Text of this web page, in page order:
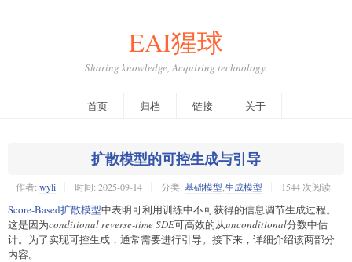
EAI猩球
Sharing knowledge, Acquiring technology.
首页 归档 链接 关于
扩散模型的可控生成与引导
作者: wyli 时间: 2025-09-14 分类: 基础模型 生成模型 1544 次阅读
Score-Based扩散模型中表明可利用训练中不可获得的信息调节生成过程。
这是因为conditional reverse-time SDE可高效的从unconditional分数中估
计。为了实现可控生成，通常需要进行引导。接下来，详细介绍该两部分
内容。